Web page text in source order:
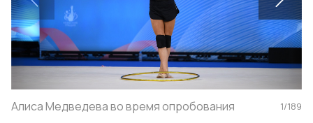
Алиса Медведева во время опробования 1/189